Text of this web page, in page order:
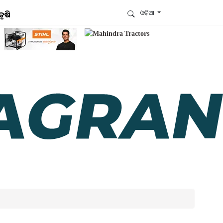
ଓଡ଼ିଆ
ଆମେ ହ୍ବାଟ୍ସଆପ୍‌ରେ ଅଛୁ ! ଆମ ହ୍ବାଟ୍ସଆପ ଗ୍ରୁପରେ
ଏବଂ ଆପଙ୍କୁ ଆବଶ୍ୟକ ହେଉଥିବା ସବୁ
ଗୁରୁତ୍ବପୂର୍ଣ୍ଣ ଅପଡେଟ୍‌ ପାଆନ୍ତୁ ପ୍ରତିଦିନ ।